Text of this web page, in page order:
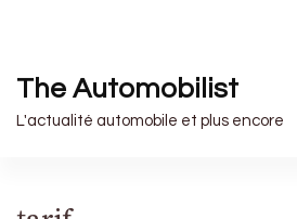
The Automobilist
L'actualité automobile et plus encore